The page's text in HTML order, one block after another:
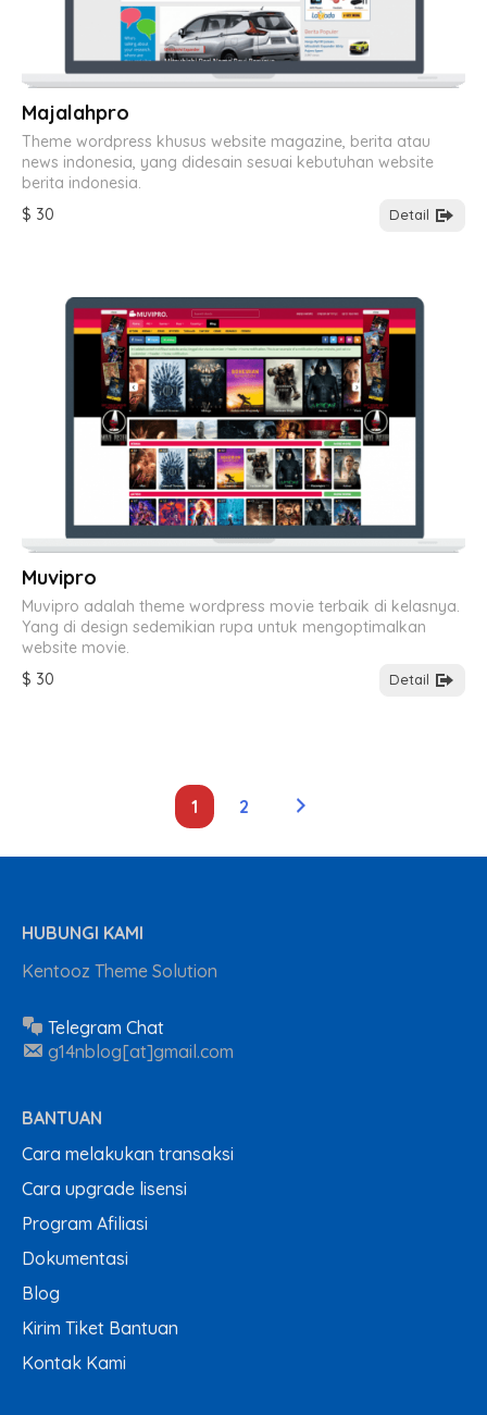
Majalahpro
Theme wordpress khusus website magazine, berita atau
news indonesia, yang didesain sesuai kebutuhan website
berita indonesia.
$ 30
Detail
Muvipro
Muvipro adalah theme wordpress movie terbaik di kelasnya.
Yang di design sedemikian rupa untuk mengoptimalkan
website movie.
$ 30
Detail
1 2
HUBUNGI KAMI
Kentooz Theme Solution
Telegram Chat
g14nblog[at]gmail.com
BANTUAN
Cara melakukan transaksi
Cara upgrade lisensi
Program Afiliasi
Dokumentasi
Blog
Kirim Tiket Bantuan
Kontak Kami